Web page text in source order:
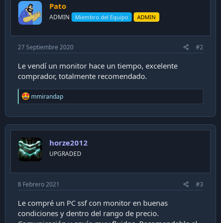
ó
n
Pato
ADMIN Miembro del Equipo ADMIN
27 Septiembre 2020 #2
Le vendí un monitor hace un tiempo, excelente
comprador, totalmente recomendado.
R
e
c
t
o
n
s
mmirandap
horze2012
UPGRADED
8 Febrero 2021 #3
Le compré un PC ssf con monitor en buenas
condiciones y dentro del rango de precio.